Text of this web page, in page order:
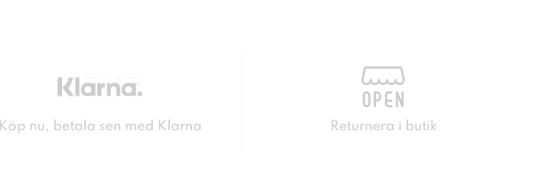
Köp nu, betala sen med Klarna Returnera i butik